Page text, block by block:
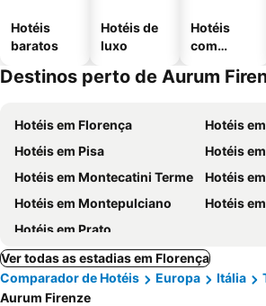
Hotéis
baratos
Hotéis de
luxo
Hotéis
com
Destinos perto de Aurum
Hotéis em Florença
Hotéis
Hotéis em Pisa
Hotéis
Hotéis em Montecatini Terme
Hotéis
Hotéis em Montepulciano
Hotéis
Hotéis em Prato
Ver todas as estadias em Florença
Comparador de Hotéis
Europa Itália
Aurum Firenze